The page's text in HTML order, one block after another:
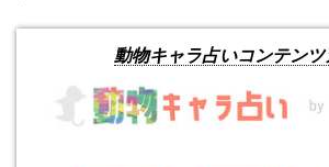
動物キャラ占いコンテンツ